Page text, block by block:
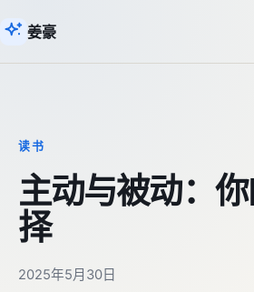
姜豪
读书
主动与被动：
择
2025年5月30日